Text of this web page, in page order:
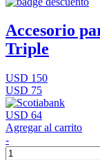
Accesorio
Triple
USD 150
USD 75
USD 64
Agregar al carrito
-